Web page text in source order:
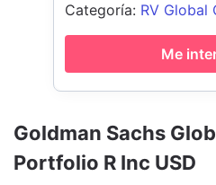
Goldman Sachs
Portfolio R Inc USD
Management B.V.
Categoría: RV Global
Growth
Me